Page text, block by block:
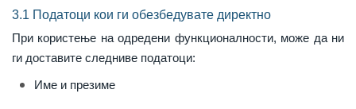
3.1 Податоци кои ги обезбедувате директно
При користење на одредени функционалности, може да ни
ги доставите следниве податоци:
Име и презиме